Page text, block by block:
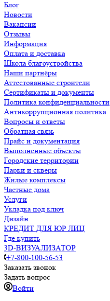
Блог
Новости
Вакансии
Отзывы
Информация
Оплата и доставка
Школа благоустройства
Наши партнёры
Аттестованные строители
Сертификаты и документы
Политика конфиденциальности
Антикоррупционная политика
Вопросы и ответы
Обратная связь
Прайс и документация
Выполненные объекты
Городские территории
Парки и скверы
Жилые комплексы
Частные дома
Услуги
Укладка под ключ
Дизайн
КРЕДИТ ДЛЯ ЮР ЛИЦ
Где купить
3D-ВИЗУАЛИЗАТОР
+7-800-100-56-53
Заказать звонок
Задать вопрос
Войти